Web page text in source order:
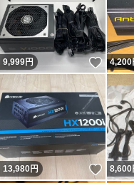
9,999円 いい
4,200
13,980円 いい
8,600